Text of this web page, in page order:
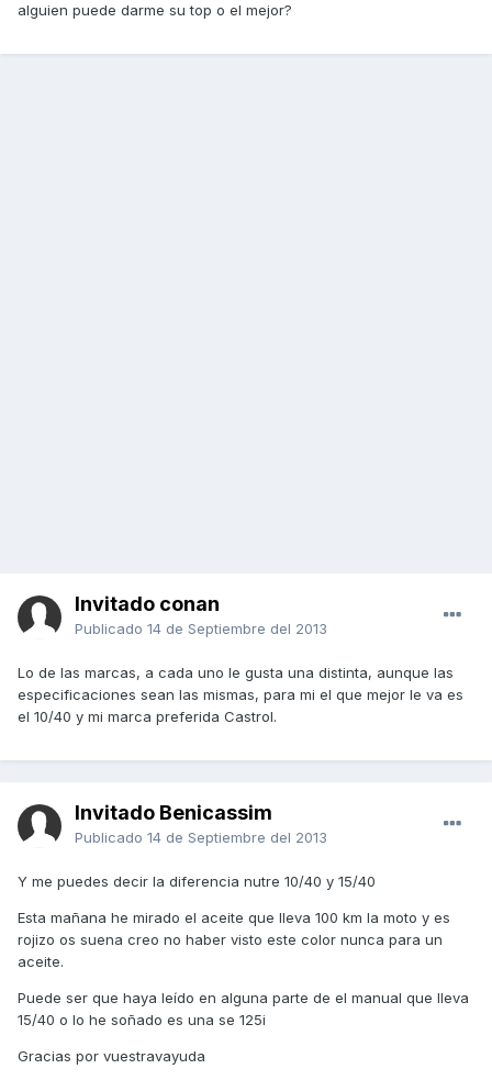
alguien puede darme su top o el mejor?
Invitado conan
Publicado 14 de Septiembre del 2013
Lo de las marcas, a cada uno le gusta una distinta, aunque las
especificaciones sean las mismas, para mi el que mejor le va es
el 10/40 y mi marca preferida Castrol.
Invitado Benicassim
Publicado 14 de Septiembre del 2013
Y me puedes decir la diferencia nutre 10/40 y 15/40
Esta mañana he mirado el aceite que lleva 100 km la moto y es
rojizo os suena creo no haber visto este color nunca para un
aceite.
Puede ser que haya leído en alguna parte de el manual que lleva
15/40 o lo he soñado es una se 125i
Gracias por vuestravayuda